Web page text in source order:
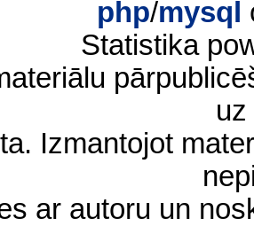
php/mysql
Statistika
Izmantojot
ar autoru un